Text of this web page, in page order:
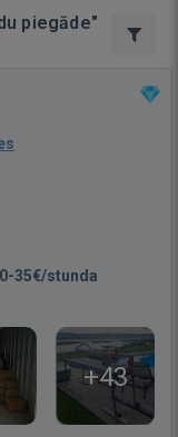
piegāde"
35€/stunda
+43